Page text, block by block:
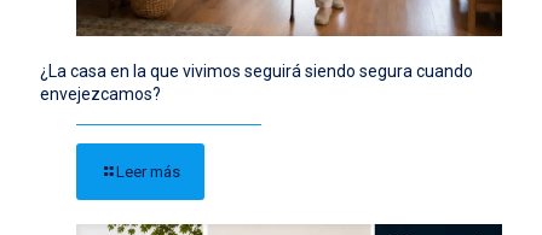
¿La casa en la que vivimos seguirá siendo segura cuando
envejezcamos?
Leer más